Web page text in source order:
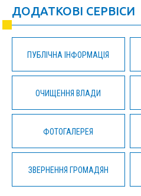
ДОДАТКОВІ СЕРВІСИ
ПУБЛІЧНА ІНФОРМАЦІЯ
ОЧИЩЕННЯ ВЛАДИ
ФОТОГАЛЕРЕЯ
ЗВЕРНЕННЯ ГРОМАДЯН